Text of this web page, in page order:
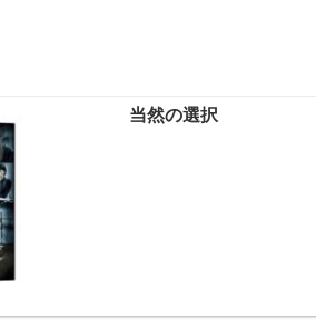
当然の選択